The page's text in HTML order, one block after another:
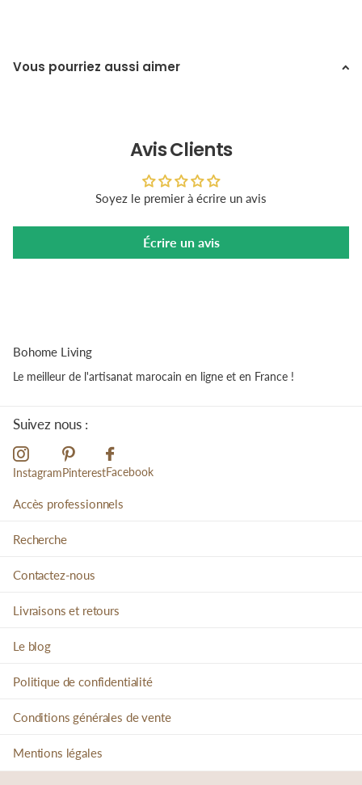
Vous pourriez aussi aimer
Avis Clients
Soyez le premier à écrire un avis
Écrire un avis
Bohome Living
Le meilleur de l'artisanat marocain en ligne et en France !
Suivez nous :
InstagramPinterestFacebook
Accès professionnels
Recherche
Contactez-nous
Livraisons et retours
Le blog
Politique de confidentialité
Conditions générales de vente
Mentions légales